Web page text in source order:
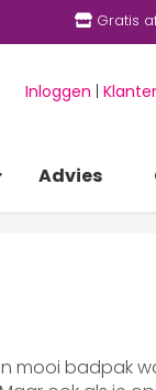
Gratis
Inloggen
Advies
mooi badpak